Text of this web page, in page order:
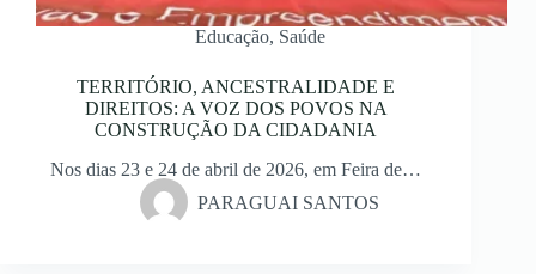
Educação, Saúde
TERRITÓRIO, ANCESTRALIDADE E
DIREITOS: A VOZ DOS POVOS NA
CONSTRUÇÃO DA CIDADANIA
Nos dias 23 e 24 de abril de 2026, em Feira de…
PARAGUAI SANTOS